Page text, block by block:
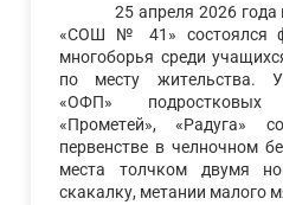
25 апреля 2026
«СОШ № 41» состоялся
многоборья среди
по месту жительства.
«ОФП»
«Прометей», «Радуга»
первенстве в челночном
места толчком двумя
скакалку, метании малого